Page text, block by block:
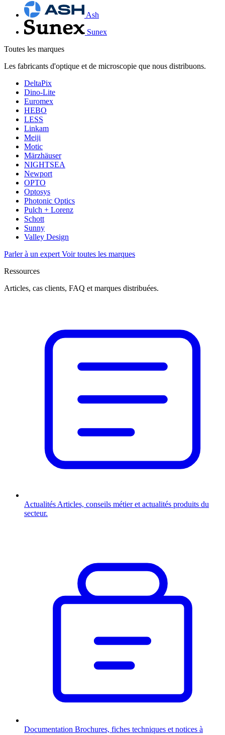
Ash
Sunex
Toutes les marques
Les fabricants d'optique et de microscopie que nous distribuons.
DeltaPix
Dino-Lite
Euromex
HEBO
LESS
Linkam
Meiji
Motic
Märzhäuser
NIGHTSEA
Newport
OPTO
Optosys
Photonic Optics
Pulch + Lorenz
Schott
Sunny
Valley Design
Parler à un expert Voir toutes les marques
Ressources
Articles, cas clients, FAQ et marques distribuées.
Actualités Articles, conseils métier et actualités produits du
secteur.
Documentation Brochures, fiches techniques et notices à